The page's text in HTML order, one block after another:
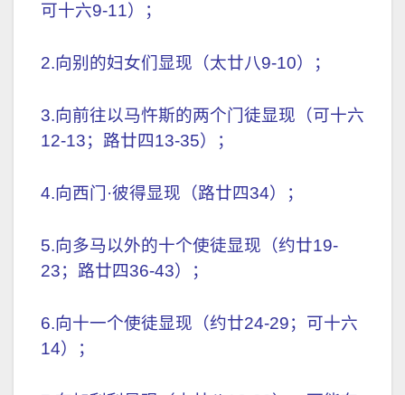
可十六9-11）；
2.向别的妇女们显现（太廿八9-10）；
3.向前往以马忤斯的两个门徒显现（可十六
12-13；路廿四13-35）；
4.向西门·彼得显现（路廿四34）；
5.向多马以外的十个使徒显现（约廿19-
23；路廿四36-43）；
6.向十一个使徒显现（约廿24-29；可十六
14）；